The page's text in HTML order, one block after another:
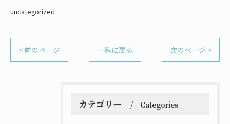
uncategorized
< 前のページ 一覧に戻る 次のページ >
カテゴリー Categories